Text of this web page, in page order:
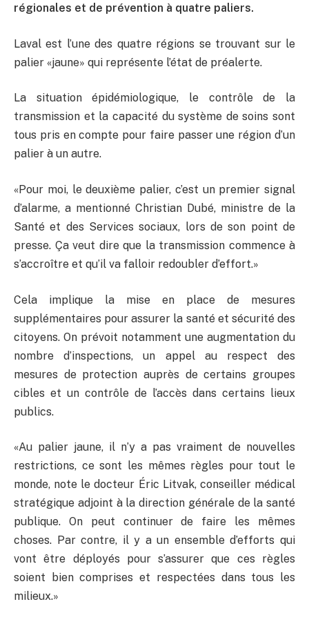
régionales et de prévention à quatre paliers.
Laval est l’une des quatre régions se trouvant sur le
palier «jaune» qui représente l’état de préalerte.
La situation épidémiologique, le contrôle de la
transmission et la capacité du système de soins sont
tous pris en compte pour faire passer une région d’un
palier à un autre.
«Pour moi, le deuxième palier, c’est un premier signal
d’alarme, a mentionné Christian Dubé, ministre de la
Santé et des Services sociaux, lors de son point de
presse. Ça veut dire que la transmission commence à
s’accroître et qu’il va falloir redoubler d’effort.»
Cela implique la mise en place de mesures
supplémentaires pour assurer la santé et sécurité des
citoyens. On prévoit notamment une augmentation du
nombre d’inspections, un appel au respect des
mesures de protection auprès de certains groupes
cibles et un contrôle de l’accès dans certains lieux
publics.
«Au palier jaune, il n’y a pas vraiment de nouvelles
restrictions, ce sont les mêmes règles pour tout le
monde, note le docteur Éric Litvak, conseiller médical
stratégique adjoint à la direction générale de la santé
publique. On peut continuer de faire les mêmes
choses. Par contre, il y a un ensemble d’efforts qui
vont être déployés pour s’assurer que ces règles
soient bien comprises et respectées dans tous les
milieux.»